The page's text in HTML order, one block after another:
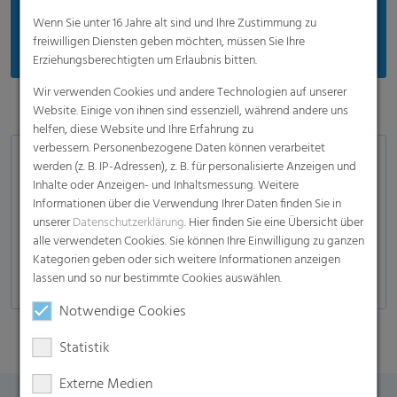
Passgenaue Lösungen
Anwendungen
Vordere Verschlussohren
Hintere Verschlussohren
Seitenverschluss
Wenn Sie unter 16 Jahre alt sind und Ihre Zustimmung zu
freiwilligen Diensten geben möchten, müssen Sie Ihre
Erziehungsberechtigten um Erlaubnis bitten.
Wir verwenden Cookies und andere Technologien auf unserer
Website. Einige von ihnen sind essenziell, während andere uns
helfen, diese Website und Ihre Erfahrung zu
verbessern. Personenbezogene Daten können verarbeitet
werden (z. B. IP-Adressen), z. B. für personalisierte Anzeigen und
Inhalte oder Anzeigen- und Inhaltsmessung. Weitere
Informationen über die Verwendung Ihrer Daten finden Sie in
unsererDatenschutzerklärung. Hier finden Sie eine Übersicht über
alle verwendeten Cookies. Sie können Ihre Einwilligung zu ganzen
Kategorien geben oder sich weitere Informationen anzeigen
lassen und so nur bestimmte Cookies auswählen.
Notwendige Cookies
Statistik
Externe Medien